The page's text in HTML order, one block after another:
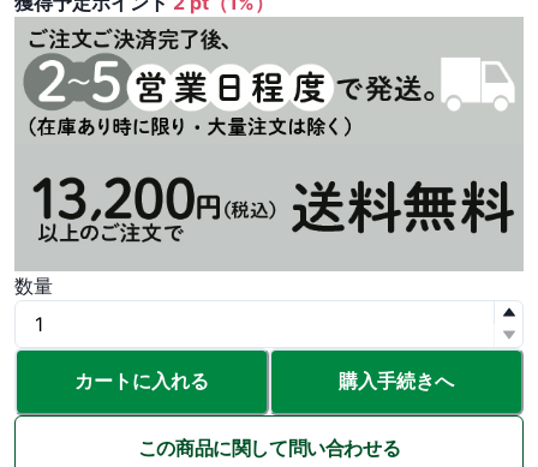
数量
カートに入れる 購入手続きへ
この商品に関して問い合わせる